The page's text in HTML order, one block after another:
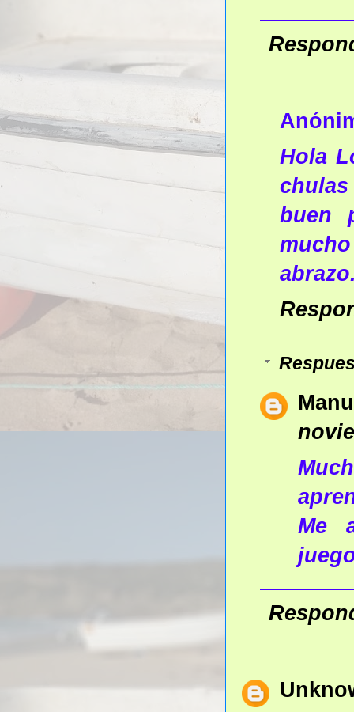
Hola
buen
Me